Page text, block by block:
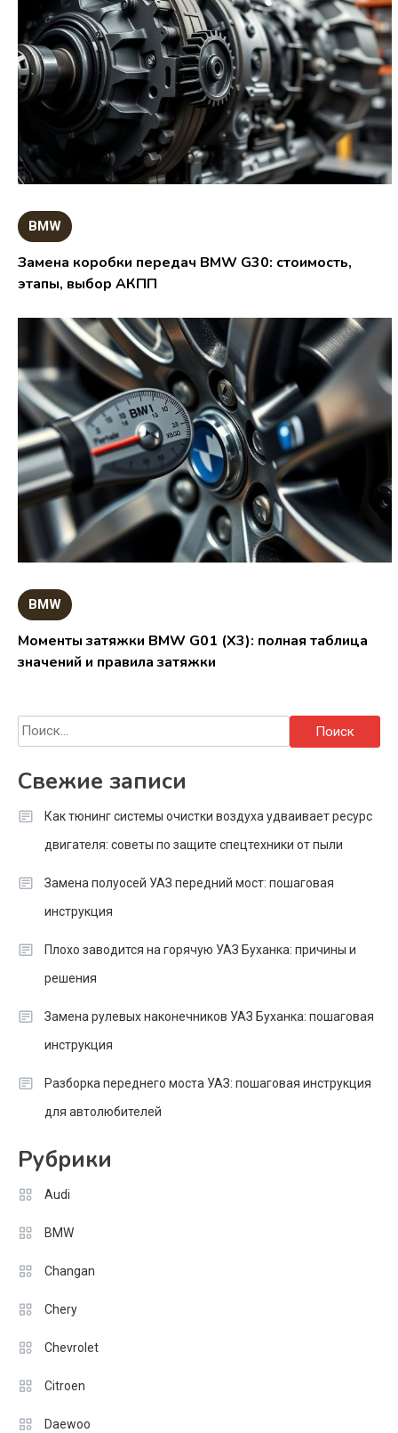
BMW
Замена коробки передач BMW G30: стоимость,
этапы, выбор АКПП
BMW
Моменты затяжки BMW G01 (X3): полная таблица
значений и правила затяжки
Найти:
Свежие записи
Как тюнинг системы очистки воздуха удваивает ресурс
двигателя: советы по защите спецтехники от пыли
Замена полуосей УАЗ передний мост: пошаговая
инструкция
Плохо заводится на горячую УАЗ Буханка: причины и
решения
Замена рулевых наконечников УАЗ Буханка: пошаговая
инструкция
Разборка переднего моста УАЗ: пошаговая инструкция
для автолюбителей
Рубрики
Audi
BMW
Changan
Chery
Chevrolet
Citroen
Daewoo